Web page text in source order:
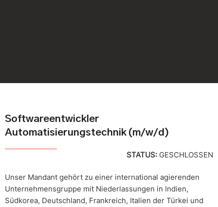
Softwareentwickler
Automatisierungstechnik (m/w/d)
STATUS: GESCHLOSSEN
Unser Mandant gehört zu einer international agierenden
Unternehmensgruppe mit Niederlassungen in Indien,
Südkorea, Deutschland, Frankreich, Italien der Türkei und